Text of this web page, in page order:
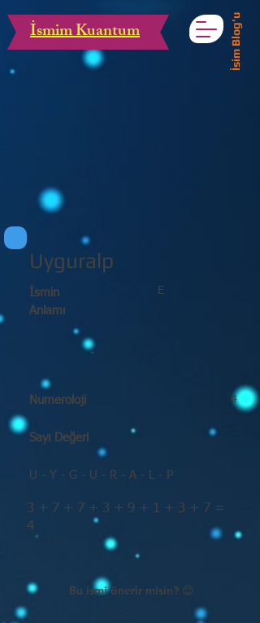
İsmim Kuantum İsim Blog'u
Uyguralp
E
İsmin
Anlamı
Numeroloji
Sayı Değeri
4
U - Y - G - U - R - A - L - P
3 + 7 + 7 + 3 + 9 + 1 + 3 + 7 =
4
Bu ismi önerir misin? 😊